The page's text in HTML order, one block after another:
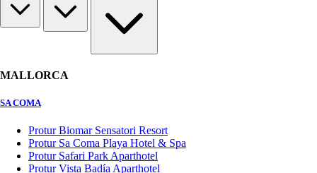
MALLORCA
SA COMA
Protur Biomar Sensatori Resort
Protur Sa Coma Playa Hotel & Spa
Protur Safari Park Aparthotel
Protur Vista Badía Aparthotel